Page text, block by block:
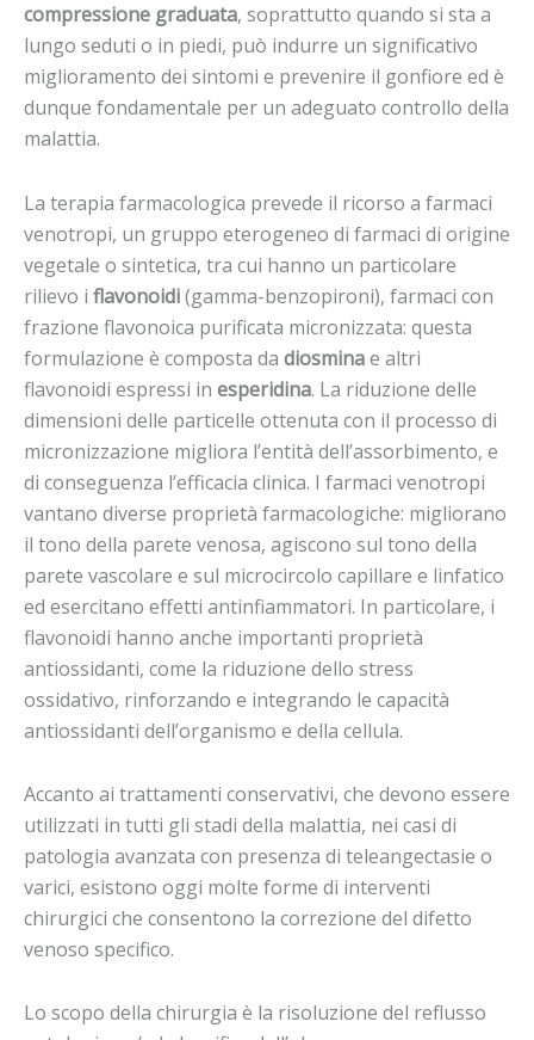
compressione graduata, soprattutto quando si sta a
lungo seduti o in piedi, può indurre un significativo
miglioramento dei sintomi e prevenire il gonfiore ed è
dunque fondamentale per un adeguato controllo della
malattia.
La terapia farmacologica prevede il ricorso a farmaci
venotropi, un gruppo eterogeneo di farmaci di origine
vegetale o sintetica, tra cui hanno un particolare
rilievo i flavonoidi(gamma-benzopironi), farmaci con
frazione flavonoica purificata micronizzata: questa
formulazione è composta da diosminae altri
flavonoidi espressi in esperidina. La riduzione delle
dimensioni delle particelle ottenuta con il processo di
micronizzazione migliora l’entità dell’assorbimento, e
di conseguenza l’efficacia clinica. I farmaci venotropi
vantano diverse proprietà farmacologiche: migliorano
il tono della parete venosa, agiscono sul tono della
parete vascolare e sul microcircolo capillare e linfatico
ed esercitano effetti antinfiammatori. In particolare, i
flavonoidi hanno anche importanti proprietà
antiossidanti, come la riduzione dello stress
ossidativo, rinforzando e integrando le capacità
antiossidanti dell’organismo e della cellula.
Accanto ai trattamenti conservativi, che devono essere
utilizzati in tutti gli stadi della malattia, nei casi di
patologia avanzata con presenza di teleangectasie o
varici, esistono oggi molte forme di interventi
chirurgici che consentono la correzione del difetto
venoso specifico.
Lo scopo della chirurgia è la risoluzione del reflusso